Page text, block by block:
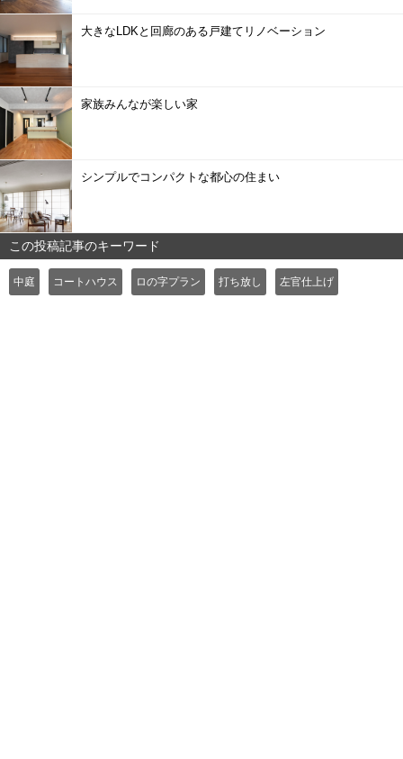
大きなLDKと回廊のある戸建てリノベーション
家族みんなが楽しい家
シンプルでコンパクトな都心の住まい
この投稿記事のキーワード
中庭 コートハウス ロの字プラン 打ち放し 左官仕上げ